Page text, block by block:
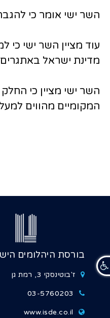
השר ישי אומר כי
עוד מציין השר ישי כי
מדינת ישראל
המקומיים מהווים למעלה מ-90% מצריכת
בורסת היהלומים
ז'בוטינסקי 3, רמת גן
03-5760203
www.isde.co.il